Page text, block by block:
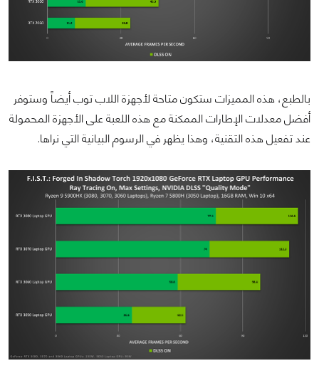
بالطبع، هذه المميزات ستكون متاحة لأجهزة اللاب توب أيضاً وستوفر
أفضل معدلات الإطارات الممكنة مع هذه اللعبة على الأجهزة المحمولة
عند تفعيل هذه التقنية، وهذا يظهر في الرسوم البيانية التي نراها.